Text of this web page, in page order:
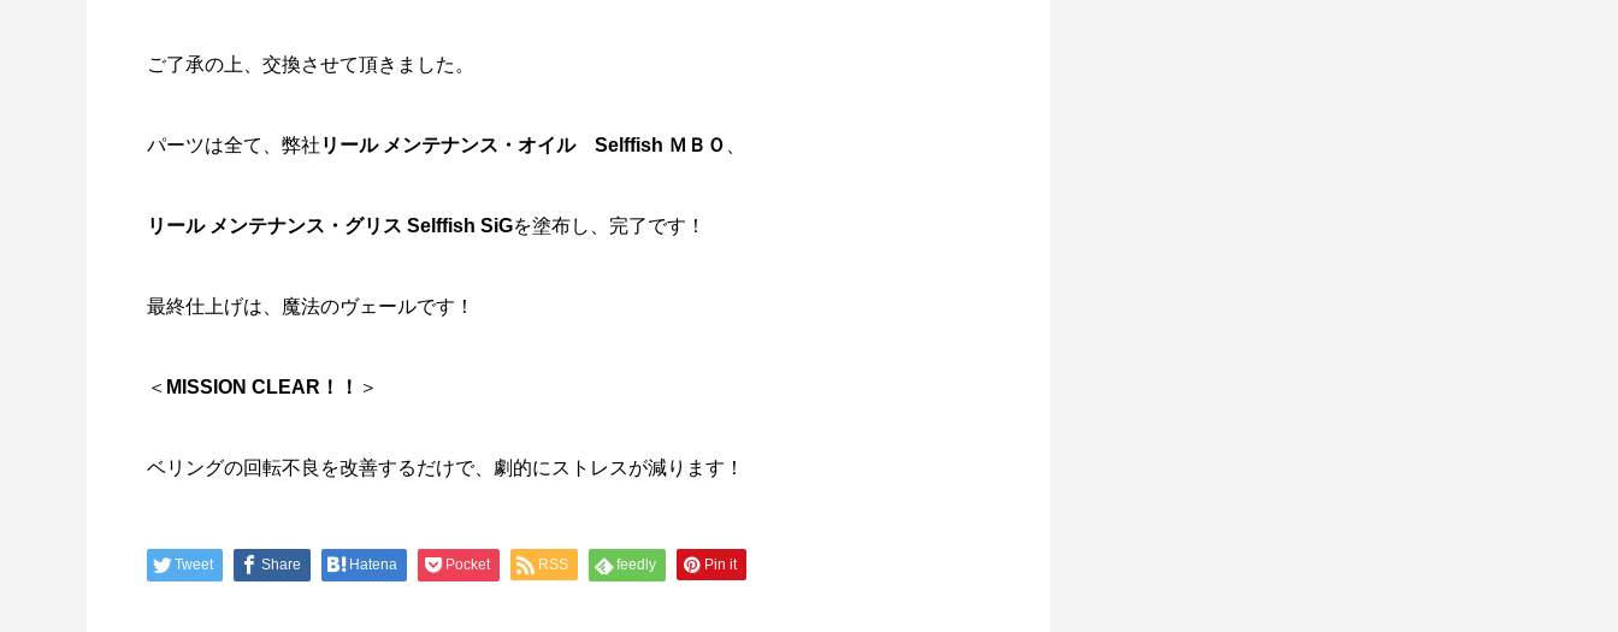
ご了承の上、交換させて頂きました。
パーツは全て、弊社 リール メンテナンス・オイル Selffish ＭＢＯ
リール メンテナンス・グリス Selffish SiGを塗布し、完了です！
最終仕上げは、 魔法のヴェールです！
＜ MISSION CLEAR！！ ＞
ベリングの回転不良を改善するだけで、劇的にストレスが減ります！
Tweet Share Hatena Pocket RSS feedly Pin it